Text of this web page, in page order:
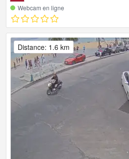
Webcam en ligne
Distance: 1.6 km